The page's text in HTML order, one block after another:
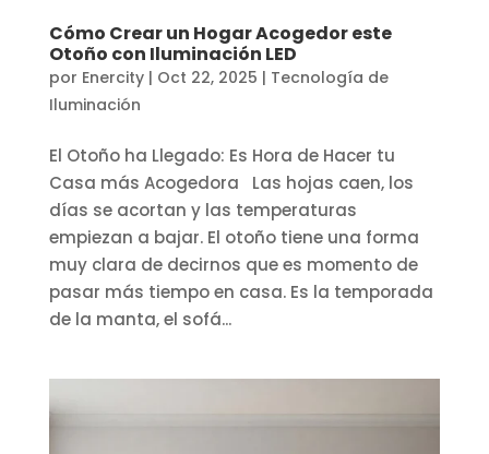
Cómo Crear un Hogar Acogedor este
Otoño con Iluminación LED
por Enercity| Oct 22, 2025 | Tecnología de
Iluminación
El Otoño ha Llegado: Es Hora de Hacer tu
Casa más Acogedora Las hojas caen, los
días se acortan y las temperaturas
empiezan a bajar. El otoño tiene una forma
muy clara de decirnos que es momento de
pasar más tiempo en casa. Es la temporada
de la manta, el sofá...